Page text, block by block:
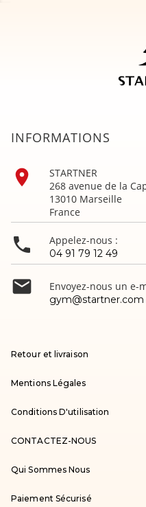
INFORMATIONS

STARTNER
268 avenue de la
13010 Marseille
France
 Appelez-nous :
04 91 79 12 49
 Envoyez-nous un e-
gym@startner.com
Retour et livraison
Mentions Légales
Conditions D'utilisation
CONTACTEZ-NOUS
Qui Sommes Nous
Paiement Sécurisé